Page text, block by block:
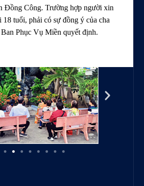
Đồng Công. Trường hợp người xin
18 tuổi, phải có sự đồng ý của cha
Phục Vụ Miền quyết định.